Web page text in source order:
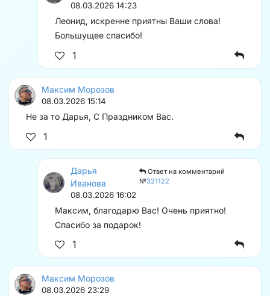
08.03.2026 14:23
Леонид, искренне приятны Ваши слова!
Большущее спасибо!
1
Максим Морозов
08.03.2026 15:14
Не за то Дарья, С Праздником Вас.
1
Дарья
Иванова
Ответ на комментарий
№321122
08.03.2026 16:02
Максим, благодарю Вас! Очень приятно!
Спасибо за подарок!
1
Максим Морозов
08.03.2026 23:29